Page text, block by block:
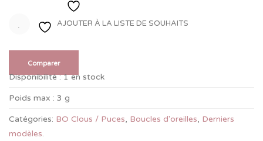
AJOUTER À LA LISTE DE SOUHAITS
Comparer
Disponibilité : 1 en stock
Poids max : 3 g
Catégories: BO Clous / Puces, Boucles d'oreilles, Derniers
modèles.